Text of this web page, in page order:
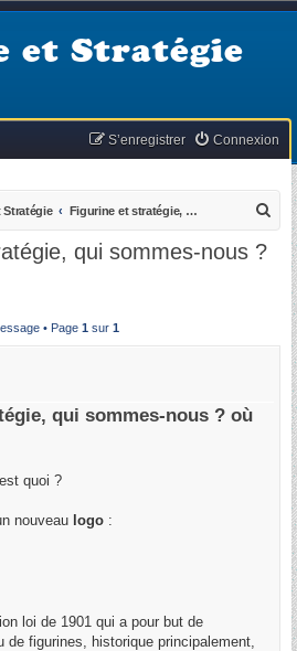
et Stratégie
Connexion
S’enregistrer
Stratégie Figurine et stratégie, qu'est ce que c'est ?
qui sommes-nous ?
• Page 1 sur 1
qui sommes-nous ? où
quoi ?
nouveau logo :
loi de 1901 qui a pour but de
de figurines, historique principalement,